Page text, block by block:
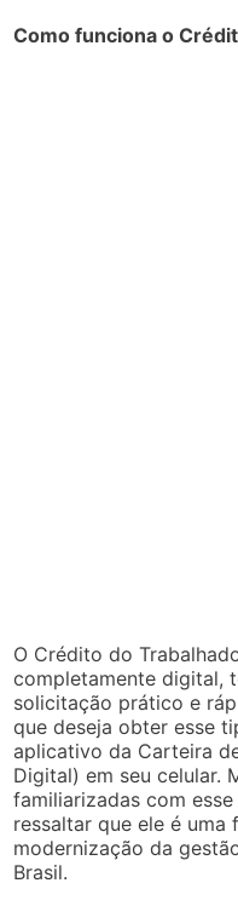
Como funciona o
O Crédito do
completamente digital,
solicitação prático e
que deseja obter esse
aplicativo da Carteira
Digital) em seu celular.
familiarizadas com
ressaltar que ele é uma
modernização da
Brasil.